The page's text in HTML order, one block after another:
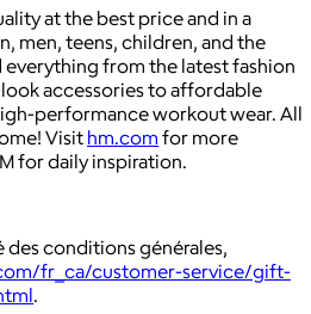
at the best price and in a
men, teens, children, and the
from the latest fashion
accessories to affordable
performance workout wear. All
Visit hm.com for more
for daily inspiration.
conditions générales,
fr_ca/customer-service/gift-
.